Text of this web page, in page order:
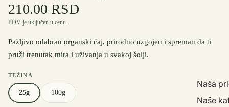
Naša
Naše
210.00 RSD
PDV je uključen u cenu.
Pažljivo odabran organski čaj, prirodno uzgojen i spreman da ti
pruži trenutak mira i uživanja u svakoj šolji.
TEŽINA
25g 100g